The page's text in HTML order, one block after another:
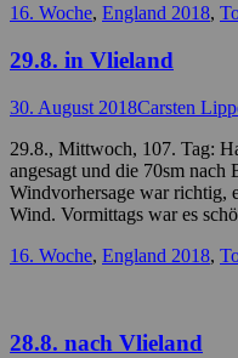
Kategorien
16. Woche, England 2018,
29.8. in Vlieland
Posted
30. August 2018Autor
Carsten
29.8., Mittwoch, 107. Tag:
angesagt und die 70sm
Windvorhersage war richtig,
Wind. Vormittags war es
Kategorien
16. Woche, England 2018,
28.8. nach Vlieland